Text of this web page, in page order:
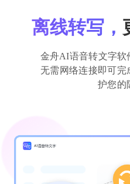
离线转写，
金舟AI语音转文字软
无需网络连接即可完
护您的